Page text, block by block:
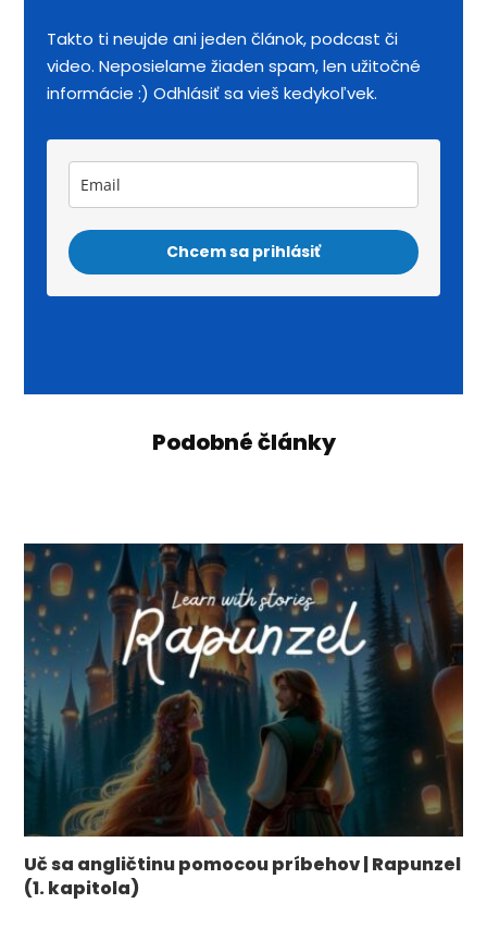
Takto ti neujde ani jeden článok, podcast či
video. Neposielame žiaden spam, len užitočné
informácie :) Odhlásiť sa vieš kedykoľvek.
Chcem sa prihlásiť
Podobné články
Uč sa angličtinu pomocou príbehov | Rapunzel
(1. kapitola)